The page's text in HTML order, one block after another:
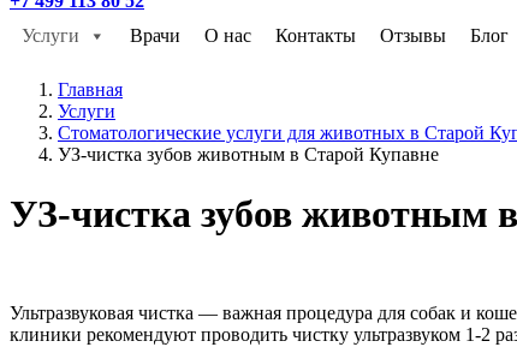
Услуги
Врачи О нас Контакты Отзывы Блог
Главная
Услуги
Стоматологические услуги для животных в Старой
УЗ-чистка зубов животным в Старой Купавне
УЗ-чистка зубов животным
Ультразвуковая чистка — важная процедура для собак и
клиники рекомендуют проводить чистку ультразвуком 1-2